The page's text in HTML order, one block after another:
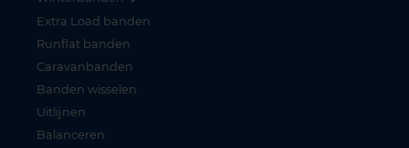
Extra Load banden
Runflat banden
Caravanbanden
Banden wisselen
Uitlijnen
Balanceren